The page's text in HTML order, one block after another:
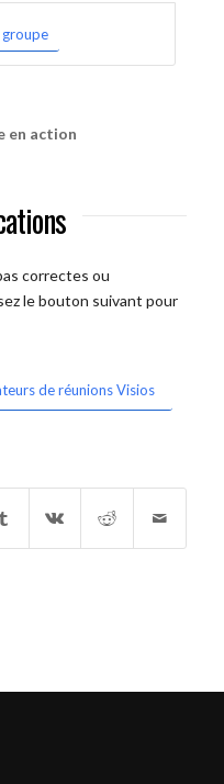
en action
correctes ou
le bouton suivant pour
de réunions Visios